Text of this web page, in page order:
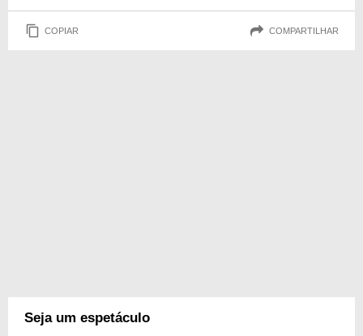
COPIAR COMPARTILHAR
Seja um espetáculo